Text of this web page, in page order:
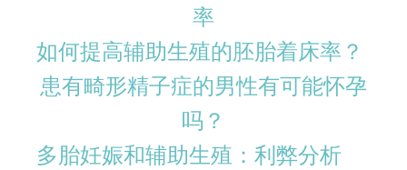
率
如何提高辅助生殖的胚胎着床率？
患有畸形精子症的男性有可能怀孕
吗？
多胎妊娠和辅助生殖：利弊分析